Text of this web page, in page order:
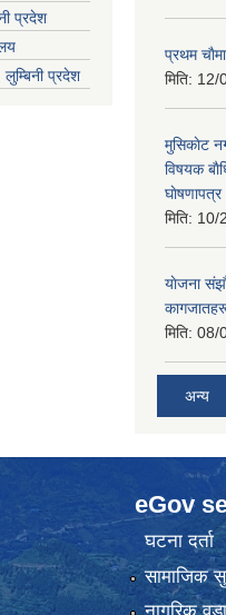
प्रदेश
प्रदेश
प्रथम
मिति: 12/
मुसिकाेट
विषयक
घाेषणापत्र
मिति: 10/
याेजना
मिति: 08/
अन्य
eGov
घटना दर्ता
सामाजिक